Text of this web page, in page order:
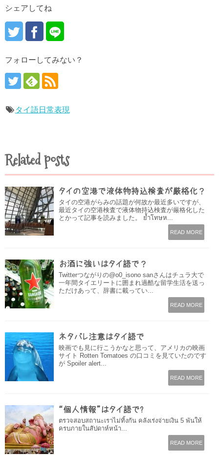
シェアしてね
フォローしてみない？
タイ語日常表現
Related posts
タイの空港で液体物持込検査が厳格化？
タイの空港がらみの話題が何故か最近多いですが、
最近タイの空港検査で液体物持込検査が厳格化した
とかって記事を読みました。 ย้ำโทษห...
READ MORE
お酒に強いはタイ語で？
Twitterつながりの@o0_isono sanさんはチュラ大で
一年間タイエリートに囲まれ過酷な留学生活を送っ
ただけあって、辞書に載ってい...
READ MORE
ネタバレ注意はタイ語で
映画でも見に行こうかなと思って、アメリカの映画
サイト Rotten Tomatoes の口コミを見ていたのです
が Spoiler alert...
READ MORE
“個人情報”はタイ語で?
ตรวจสอบสถานะเราไม่ทิ้งกัน คลังเร่งจ่ายเงิน 5 พันให้
ครบภายในสัปดาห์หน้า...
READ MORE